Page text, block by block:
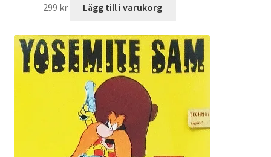
299 kr Lägg till i varukorg